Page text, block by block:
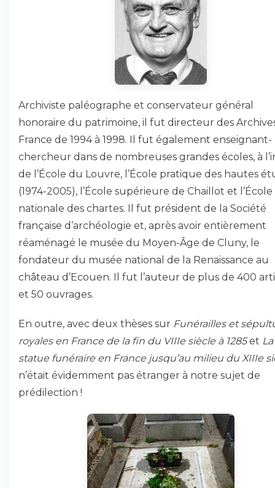
Archiviste paléographe et conservateur général
honoraire du patrimoine, il fut directeur des
France de 1994 à 1998. Il fut également enseignant-
chercheur dans de nombreuses grandes écoles, à
de l’École du Louvre, l’École pratique des hautes
(1974-2005), l’École supérieure de Chaillot et l’École
nationale des chartes. Il fut président de la Société
française d’archéologie et, après avoir entièrement
réaménagé le musée du Moyen-Âge de Cluny, le
fondateur du musée national de la Renaissance au
château d’Ecouen. Il fut l’auteur de plus de 400
et 50 ouvrages.
En outre, avec deux thèses sur Funérailles et
royales en France de la fin du VIIIe siècle à 1285et La
statue funéraire en France jusqu’au milieu du XIIIe
n’était évidemment pas étranger à notre sujet de
prédilection !